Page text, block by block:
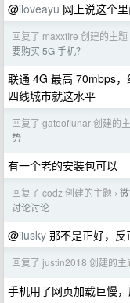
@iloveayu 网上说这个
回复了 maxxfire 创建的主题
要购买 5G 手机？
联通 4G 最高 70mbps
四线城市就这水平
回复了 gateoflunar 创建的
势
有一个老的安装包可以
回复了 codz 创建的主题 ›
讨论讨论
@iiusky 那不是正好，
回复了 justin2018 创建的主
手机用了网页加载巨慢